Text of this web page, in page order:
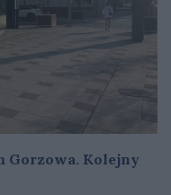
Gorzowa. Kolejny